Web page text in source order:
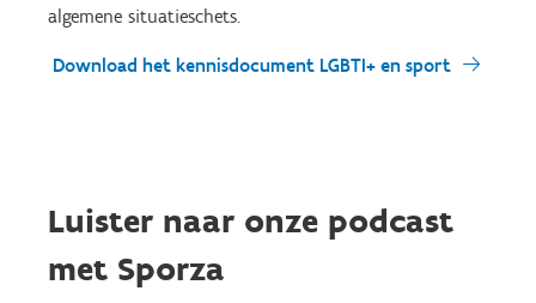
algemene situatieschets.
Download het kennisdocument LGBTI+ en sport
Luister naar onze podcast
met Sporza